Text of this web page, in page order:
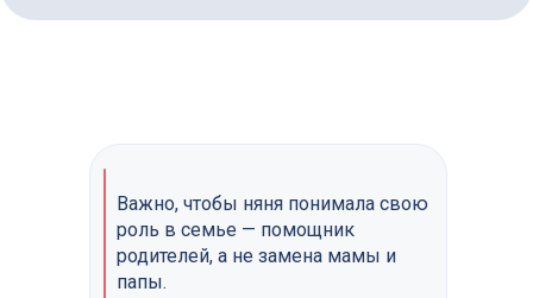
Важно, чтобы няня понимала свою
роль в семье — помощник
родителей, а не замена мамы и
папы.
Написать нам
Написать нам
ds@lingvonanny.ru
+7 (912) 774-75-55
Lingvo Nanny